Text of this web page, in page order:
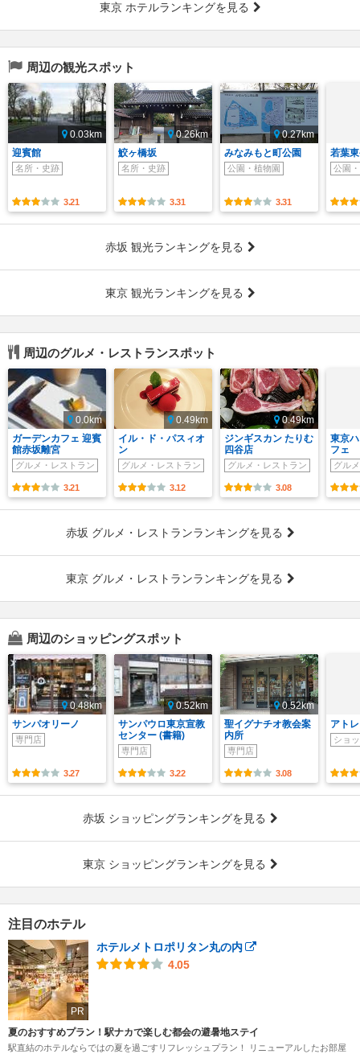
東京 ホテルランキングを見る
周辺の観光スポット
0.03km
迎賓館
名所・史跡
3.21
0.26km
鮫ヶ橋坂
名所・史跡
3.31
0.27km
みなみもと町公園
公園・植物園
3.31
若葉
公園
赤坂 観光ランキングを見る
東京 観光ランキングを見る
周辺のグルメ・レストランスポット
0.0km
ガーデンカフェ 迎賓
館赤坂離宮
グルメ・レストラン
3.21
0.49km
イル・ド・パスィオ
ン
グルメ・レストラン
3.12
0.49km
ジンギスカン たりむ
四谷店
グルメ・レストラン
3.08
東京
フェ
グル
赤坂 グルメ・レストランランキングを見る
東京 グルメ・レストランランキングを見る
周辺のショッピングスポット
0.48km
サンパオリーノ
専門店
3.27
0.52km
サンパウロ東京宣教
センター (書籍)
専門店
3.22
0.52km
聖イグナチオ教会案
内所
専門店
3.08
アト
ショ
赤坂 ショッピングランキングを見る
東京 ショッピングランキングを見る
注目のホテル
PR
ホテルメトロポリタン丸の内
4.05
夏のおすすめプラン！駅ナカで楽しむ都会の避暑地ステイ
駅直結のホテルならではの夏を過ごすリフレッシュプラン！ リニューアルしたお部屋